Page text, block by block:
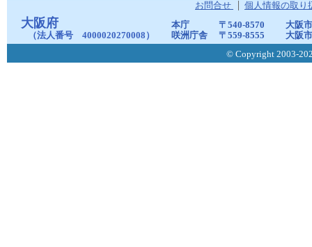
お問合せ 個人情報の取り
大阪府
（法人番号 4000020270008）
本庁 〒540-8570
大阪
咲洲庁舎
〒559-8555
大阪
© Copyright 2003-